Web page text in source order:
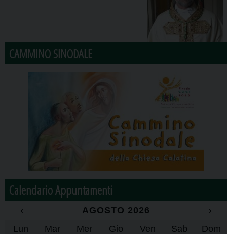
CAMMINO SINODALE
Calendario Appuntamenti
‹ AGOSTO 2026
›
Lun
Mar Mer Gio Ven Sab Dom